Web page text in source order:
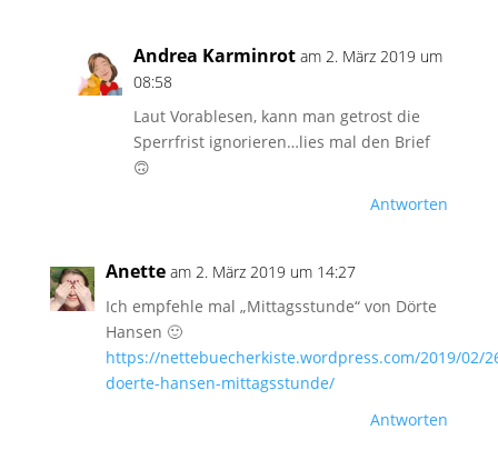
Andrea Karminrot am 2. März 2019 um
08:58
Laut Vorablesen, kann man getrost die
Sperrfrist ignorieren…lies mal den Brief
🙃
Antworten
Anette am 2. März 2019 um 14:27
Ich empfehle mal „Mittagsstunde“ von Dörte
Hansen 🙂
https://nettebuecherkiste.wordpress.com/2019/02/
doerte-hansen-mittagsstunde/
Antworten